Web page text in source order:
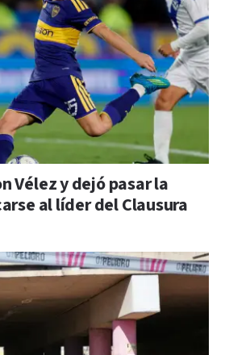
Vélez y dejó pasar la
al líder del Clausura